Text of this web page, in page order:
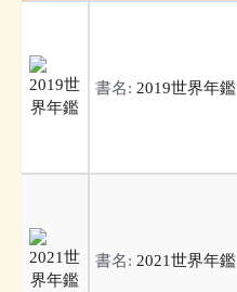
書名: 2019世界年鑑
書名: 2021世界年鑑